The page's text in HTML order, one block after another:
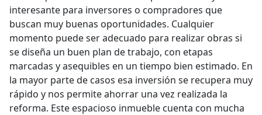
interesante para inversores o compradores que
buscan muy buenas oportunidades. Cualquier
momento puede ser adecuado para realizar obras si
se diseña un buen plan de trabajo, con etapas
marcadas y asequibles en un tiempo bien estimado. En
la mayor parte de casos esa inversión se recupera muy
rápido y nos permite ahorrar una vez realizada la
reforma. Este espacioso inmueble cuenta con mucha